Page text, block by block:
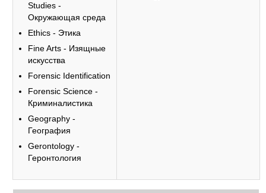
Studies -
Окружающая среда
Ethics - Этика
Fine Arts - Изящные
искусства
Forensic Identification
Forensic Science -
Криминалистика
Geography -
География
Gerontology -
Геронтология